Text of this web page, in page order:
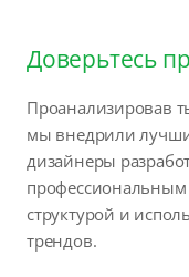
Доверьтесь
Проанализировав
мы внедрили
дизайнеры
структурой и
трендов.